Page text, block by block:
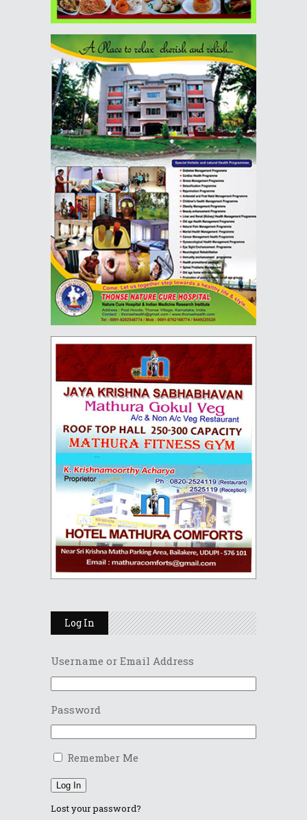
Log In
Username or Email Address
Password
Remember Me
Log In
Lost your password?